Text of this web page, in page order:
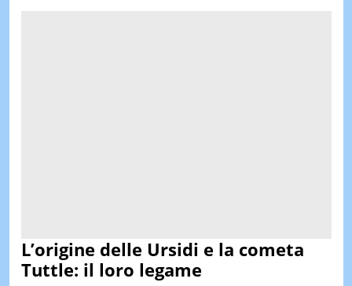
L’origine delle Ursidi e la cometa
Tuttle: il loro legame